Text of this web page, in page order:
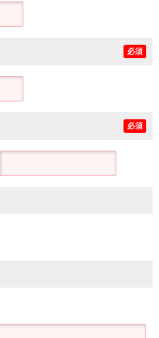
必須
必須